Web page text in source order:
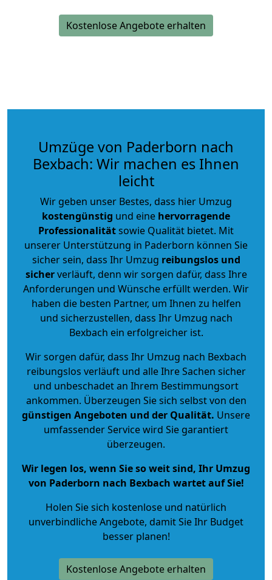
Kostenlose Angebote erhalten
Umzüge von Paderborn nach
Bexbach: Wir machen es Ihnen
leicht
Wir geben unser Bestes, dass hier Umzug
kostengünstig und eine hervorragende
Professionalitätsowie Qualität bietet. Mit
unserer Unterstützung in Paderborn können Sie
sicher sein, dass Ihr Umzug reibungslos und
sicherverläuft, denn wir sorgen dafür, dass Ihre
Anforderungen und Wünsche erfüllt werden. Wir
haben die besten Partner, um Ihnen zu helfen
und sicherzustellen, dass Ihr Umzug nach
Bexbach ein erfolgreicher ist.
Wir sorgen dafür, dass Ihr Umzug nach Bexbach
reibungslos verläuft und alle Ihre Sachen sicher
und unbeschadet an Ihrem Bestimmungsort
ankommen. Überzeugen Sie sich selbst von den
günstigen Angeboten und der Qualität. Unsere
umfassender Service wird Sie garantiert
überzeugen.
Wir legen los, wenn Sie so weit sind, Ihr Umzug
von Paderborn nach Bexbach wartet auf Sie!
Holen Sie sich kostenlose und natürlich
unverbindliche Angebote, damit Sie Ihr Budget
besser planen!
Kostenlose Angebote erhalten